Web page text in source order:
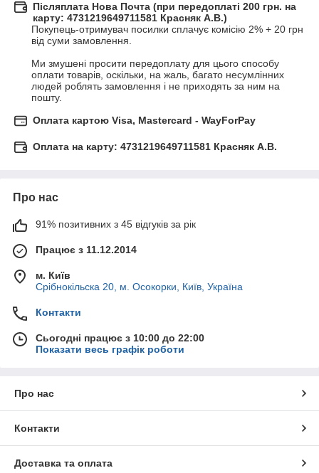
Післяплата Нова Почта (при передоплаті 200 грн. на
карту: 4731219649711581 Красняк А.В.)
Покупець-отримувач посилки сплачує комісію 2% + 20 грн
від суми замовлення.
Ми змушені просити передоплату для цього способу
оплати товарів, оскільки, на жаль, багато несумлінних
людей роблять замовлення і не приходять за ним на
пошту.
Оплата картою Visa, Mastercard - WayForPay
Оплата на карту: 4731219649711581 Красняк А.В.
Про нас
91% позитивних з 45 відгуків за рік
Працює з 11.12.2014
м. Київ
Срібнокільска 20, м. Осокорки, Київ, Україна
Контакти
Сьогодні працює з 10:00 до 22:00
Показати весь графік роботи
Про нас
Контакти
Доставка та оплата